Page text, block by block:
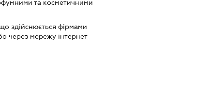
та косметичними
здійснюється фірмами
через мережу інтернет